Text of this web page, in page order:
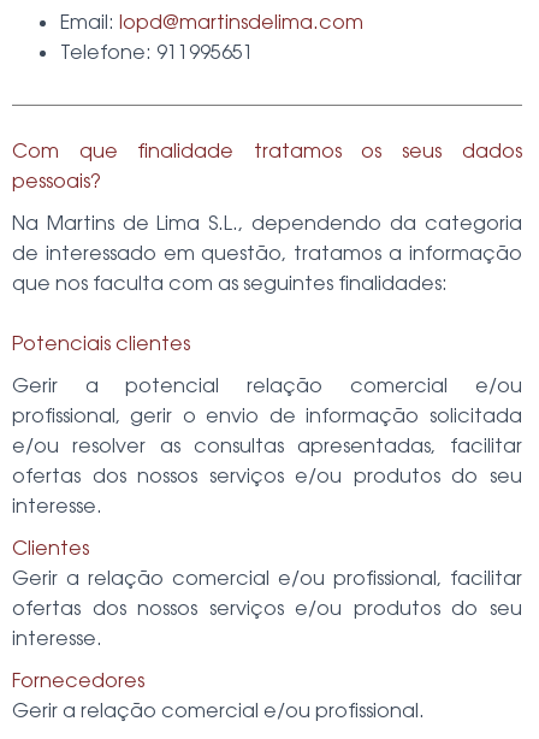
Email: lopd@martinsdelima.com
Telefone: 911995651
Com que finalidade tratamos os seus dados
pessoais?
Na Martins de Lima S.L., dependendo da categoria
de interessado em questão, tratamos a informação
que nos faculta com as seguintes finalidades:
Potenciais clientes
Gerir a potencial relação comercial e/ou
profissional, gerir o envio de informação solicitada
e/ou resolver as consultas apresentadas, facilitar
ofertas dos nossos serviços e/ou produtos do seu
interesse.
Clientes
Gerir a relação comercial e/ou profissional, facilitar
ofertas dos nossos serviços e/ou produtos do seu
interesse.
Fornecedores
Gerir a relação comercial e/ou profissional.